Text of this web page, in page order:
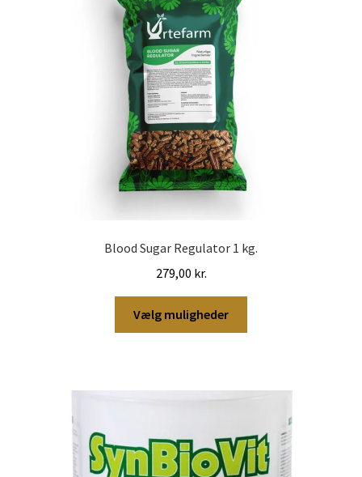
Blood Sugar Regulator 1 kg.
279,00 kr.
Vælg muligheder
varianter.
vælges
på